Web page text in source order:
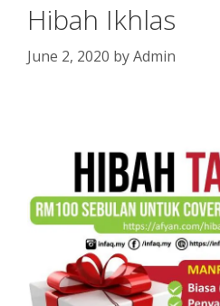
Hibah Ikhlas
June 2, 2020 byAdmin